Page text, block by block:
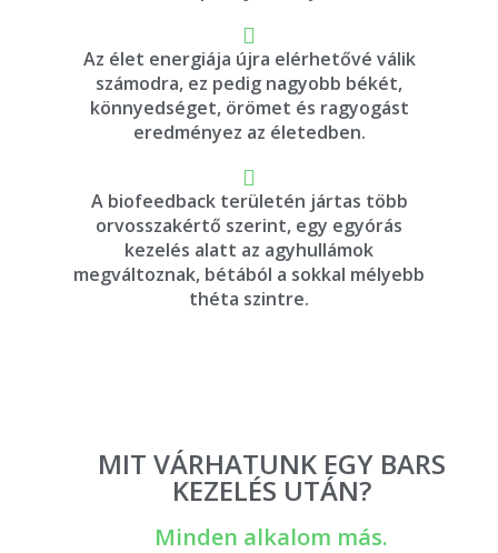
Az élet energiája újra elérhetővé válik
számodra, ez pedig nagyobb békét,
könnyedséget, örömet és ragyogást
eredményez az életedben.
A biofeedback területén jártas több
orvosszakértő szerint, egy egyórás
kezelés alatt az agyhullámok
megváltoznak, bétából a sokkal mélyebb
théta szintre.
MIT VÁRHATUNK EGY BARS
KEZELÉS UTÁN?
Minden alkalom más.